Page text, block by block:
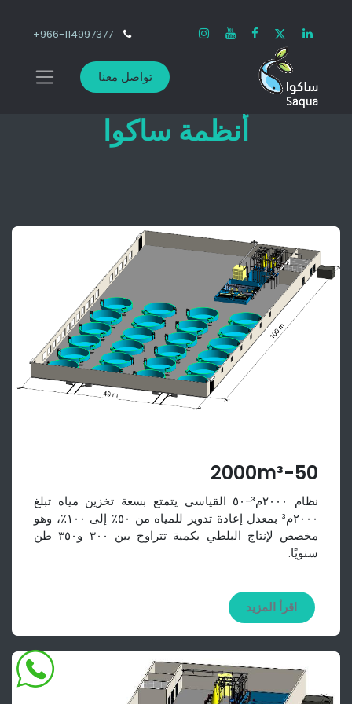
966-114997377+
تواصل معنا
أنظمة ساكوا
2000m³-50
نظام ٢٠٠٠م³-٥٠ القياسي يتمتع بسعة تخزين مياه تبلغ
٢٠٠٠م³ بمعدل إعادة تدوير للمياه من ٥٠٪ إلى ١٠٠٪، وهو
مخصص لإنتاج البلطي بكمية تتراوح بين ٣٠٠ و٣٥٠ طن
سنويًا.
اقرأ المزيد